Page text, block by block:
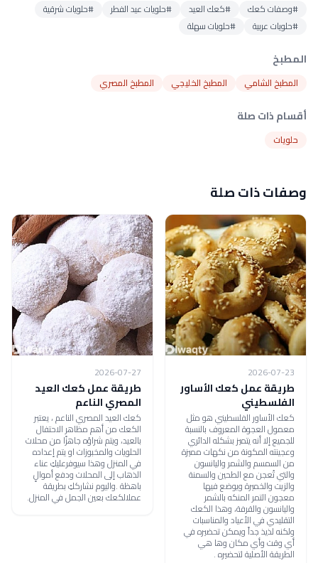
#وصفات كعك #كعك العيد #حلويات عيد الفطر
#حلويات شرقية
#حلويات عربية
#حلويات سهلة
المطبخ
المطبخ الشامي المطبخ الخليجي المطبخ المصري
أقسام ذات صلة
حلويات
وصفات ذات صلة
2026-07-23
طريقة عمل كعك الأساور
الفلسطيني
كعك الأساور الفلسطيني هو مثل
معمول العجوة المعروف بالنسبة
للجميع إلا أنه يتميز بشكله الدائري
وعجينته المكونة من نكهات مميزة
من السمسم والشمر واليانسون
والتي تُعجن مع الطحين والسمنة
والزيت والخميرة ويوضع فيها
معجون التمر المنكه بالشمر
واليانسون والقرفة، وهذا الكعك
التقليدي في الأعياد والمناسبات
ولكنه لذيذ جداً ويمكن تحضيره في
أي وقت وأي مكان وها هي
الطريقة الأصلية لتحضيره .
2026-07-27
طريقة عمل كعك العيد
المصري الناعم
كعك العيد المصري الناعم ، يعتبر
الكعك من أهم مظاهر الاحتفال
بالعيد، ويتم شراؤه جاهزًا من محلات
الحلويات والمخبوزات او يتم إعداده
في المنزل وهذا سيوفرعليكِ عناء
الذهاب إلى المحلات ودفع أموالٍ
باهظة .واليوم نشارككِ بطريقة
عملالكعك بعين الجمل في المنزل.